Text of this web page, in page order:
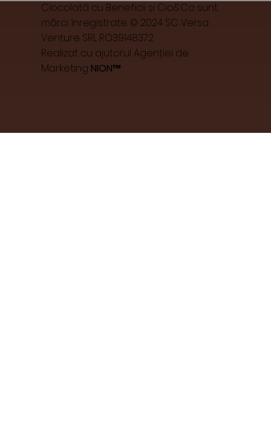
Ciocolată cu Beneficii și Cio&Co sunt
mărci înregistrate. © 2024 SC Versa
Venture SRL RO39148372
Realizat cu ajutorul Agenției de
Marketing NION™